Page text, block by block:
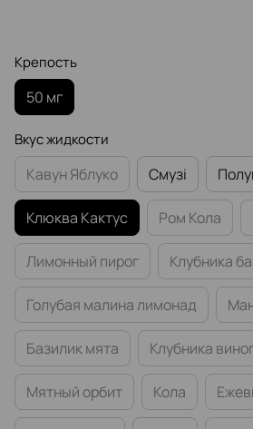
Крепость
50 мг
Вкус жидкости
Кавун Яблуко Смузі
Клюква Кактус Ром Кола
Лимонный пирог Клубника
Голубая малина лимонад
Базилик мята Клубника
Мятный орбит Кола